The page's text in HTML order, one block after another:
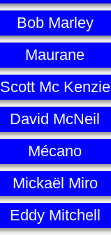
Bob Marley
Maurane
Scott Mc Kenzie
David McNeil
Mécano
Mickaël Miro
Eddy Mitchell